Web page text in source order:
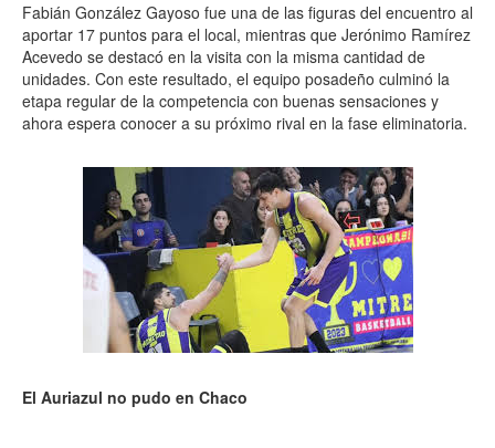
Fabián González Gayoso fue una de las figuras del encuentro al
aportar 17 puntos para el local, mientras que Jerónimo Ramírez
Acevedo se destacó en la visita con la misma cantidad de
unidades. Con este resultado, el equipo posadeño culminó la
etapa regular de la competencia con buenas sensaciones y
ahora espera conocer a su próximo rival en la fase eliminatoria.
El Auriazul no pudo en Chaco